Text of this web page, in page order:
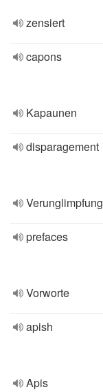
zensiert
capons
Kapaunen
disparagement
Verunglimpfung
prefaces
Vorworte
apish
Apis